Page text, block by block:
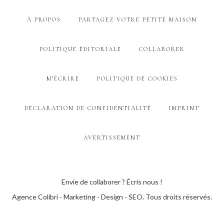
À PROPOS PARTAGEZ VOTRE PETITE MAISON
POLITIQUE ÉDITORIALE COLLABORER
M’ÉCRIRE POLITIQUE DE COOKIES
DÉCLARATION DE CONFIDENTIALITÉ IMPRINT
AVERTISSEMENT
Envie de collaborer ? Écris nous !
Agence Colibri - Marketing - Design - SEO. Tous droits réservés.